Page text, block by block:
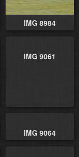
IMG 8984
IMG 9061
IMG 9064